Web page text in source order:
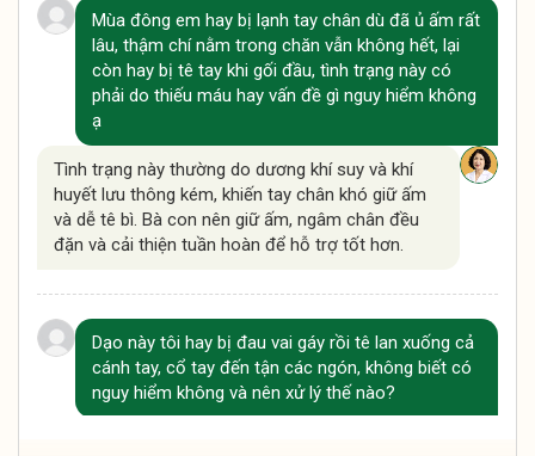
Mùa đông em hay bị lạnh tay chân dù đã ủ ấm rất
lâu, thậm chí nằm trong chăn vẫn không hết, lại
còn hay bị tê tay khi gối đầu, tình trạng này có
phải do thiếu máu hay vấn đề gì nguy hiểm không
ạ
Tình trạng này thường do dương khí suy và khí
huyết lưu thông kém, khiến tay chân khó giữ ấm
và dễ tê bì. Bà con nên giữ ấm, ngâm chân đều
đặn và cải thiện tuần hoàn để hỗ trợ tốt hơn.
Dạo này tôi hay bị đau vai gáy rồi tê lan xuống cả
cánh tay, cổ tay đến tận các ngón, không biết có
nguy hiểm không và nên xử lý thế nào?